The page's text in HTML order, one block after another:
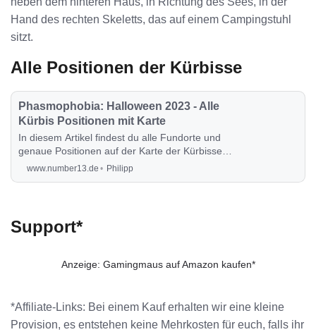
Hand des rechten Skeletts, das auf einem Campingstuhl
sitzt.
Alle Positionen der Kürbisse
Phasmophobia: Halloween 2023 - Alle
Kürbis Positionen mit Karte
In diesem Artikel findest du alle Fundorte und
genaue Positionen auf der Karte der Kürbisse,
die du benötigst, um das Halloween Event von
www.number13.de Philipp
Support*
Anzeige: Gamingmaus auf Amazon kaufen*
*Affiliate-Links: Bei einem Kauf erhalten wir eine kleine
Provision, es entstehen keine Mehrkosten für euch, falls ihr